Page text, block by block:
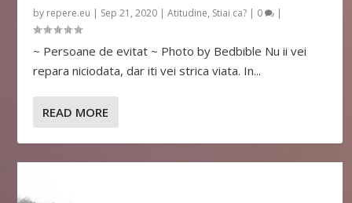
by repere.eu | Sep 21, 2020 |Atitudine, Stiai ca? | 0 |
~ Persoane de evitat ~ Photo by Bedbible Nu ii vei
repara niciodata, dar iti vei strica viata. In...
READ MORE